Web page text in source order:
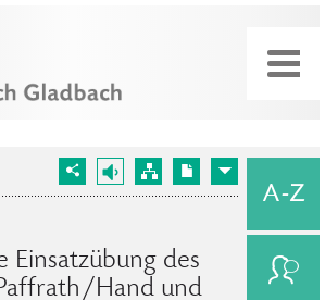
Einsatzübung des
Hand und